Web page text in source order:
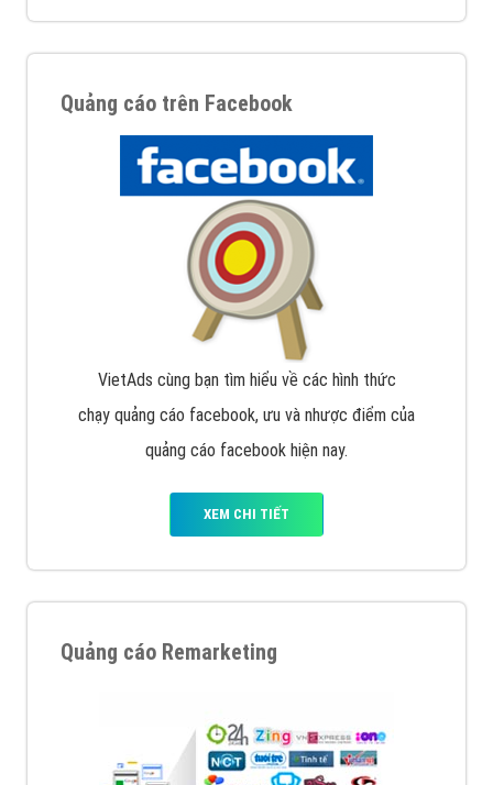
Quảng cáo trên Facebook
VietAds cùng bạn tìm hiểu về các hình thức
chạy quảng cáo facebook, ưu và nhược điểm của
quảng cáo facebook hiện nay.
XEM CHI TIẾT
Quảng cáo Remarketing